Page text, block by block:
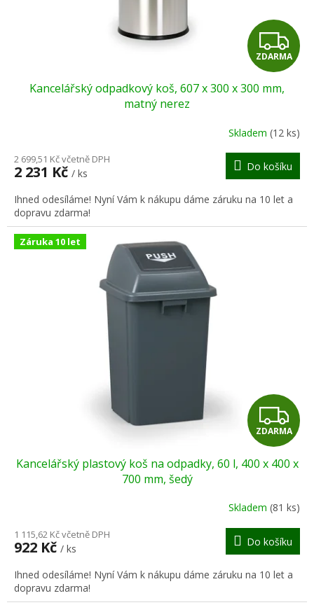
Z
D
R
M
A
ZDARMA
Kancelářský odpadkový koš, 607 x 300 x 300 mm,
matný nerez
Skladem (12 ks)
2 699,51 Kč včetně DPH
2 231 Kč / ks
Do košíku
Ihned odesíláme! Nyní Vám k nákupu dáme záruku na 10 let a
dopravu zdarma!
Záruka 10 let
Z
D
A
R
M
A
ZDARMA
Kancelářský plastový koš na odpadky, 60 l, 400 x 400 x
700 mm, šedý
Skladem (81 ks)
1 115,62 Kč včetně DPH
922 Kč / ks
Do košíku
Ihned odesíláme! Nyní Vám k nákupu dáme záruku na 10 let a
dopravu zdarma!